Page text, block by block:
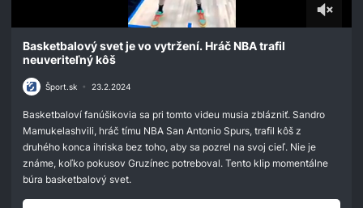
seconds
seconds
Basketbalový svet je vo vytržení. Hráč NBA trafil
neuveriteľný kôš
Šport.sk • 23.2.2024
Basketbaloví fanúšikovia sa pri tomto videu musia zblázniť. Sandro
Mamukelashvili, hráč tímu NBA San Antonio Spurs, trafil kôš z
druhého konca ihriska bez toho, aby sa pozrel na svoj cieľ. Nie je
známe, koľko pokusov Gruzínec potreboval. Tento klip momentálne
búra basketbalový svet.